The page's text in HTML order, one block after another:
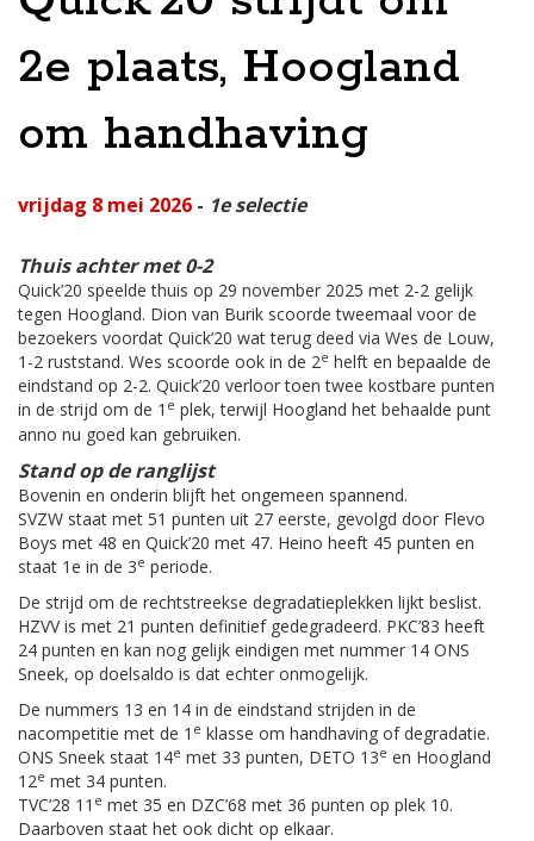
2e plaats, Hoogland
om handhaving
vrijdag 8 mei 2026 - 1e selectie
Thuis achter met 0-2
Quick’20 speelde thuis op 29 november 2025 met 2-2 gelijk
tegen Hoogland. Dion van Burik scoorde tweemaal voor de
bezoekers voordat Quick’20 wat terug deed via Wes de Louw,
1-2 ruststand. Wes scoorde ook in de 2e helft en bepaalde de
eindstand op 2-2. Quick’20 verloor toen twee kostbare punten
in de strijd om de 1 e plek, terwijl Hoogland het behaalde punt
anno nu goed kan gebruiken.
Stand op de ranglijst
Bovenin en onderin blijft het ongemeen spannend.
SVZW staat met 51 punten uit 27 eerste, gevolgd door Flevo
Boys met 48 en Quick’20 met 47. Heino heeft 45 punten en
staat 1e in de 3e periode.
De strijd om de rechtstreekse degradatieplekken lijkt beslist.
HZVV is met 21 punten definitief gedegradeerd. PKC’83 heeft
24 punten en kan nog gelijk eindigen met nummer 14 ONS
Sneek, op doelsaldo is dat echter onmogelijk.
De nummers 13 en 14 in de eindstand strijden in de
nacompetitie met de 1 e klasse om handhaving of degradatie.
ONS Sneek staat 14e met 33 punten, DETO 13e en Hoogland
12e met 34 punten.
TVC’28 11 e met 35 en DZC’68 met 36 punten op plek 10.
Daarboven staat het ook dicht op elkaar.